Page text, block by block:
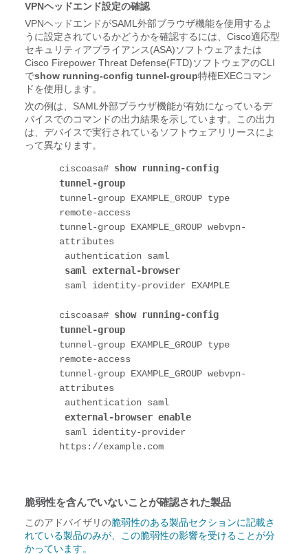
VPNヘッドエンド設定の確認
VPNヘッドエンドがSAML外部ブラウザ機能を使用するよ
うに設定されているかどうかを確認するには、Cisco適応型
セキュリティアプライアンス(ASA)ソフトウェアまたは
Cisco Firepower Threat Defense(FTD)ソフトウェアのCLI
でshow running-config tunnel-group特権EXECコマン
ドを使用します。
次の例は、SAML外部ブラウザ機能が有効になっているデ
バイスでのコマンドの出力結果を示しています。この出力
は、デバイスで実行されているソフトウェアリリースによ
って異なります。
ciscoasa# show running-config
tunnel-group
tunnel-group EXAMPLE_GROUP type
remote-access
tunnel-group EXAMPLE_GROUP webvpn-
attributes
authentication saml
saml external-browser
saml identity-provider EXAMPLE
ciscoasa# show running-config
tunnel-group
tunnel-group EXAMPLE_GROUP type
remote-access
tunnel-group EXAMPLE_GROUP webvpn-
attributes
authentication saml
external-browser enable
https://example.com
脆弱性を含んでいないことが確認された製品
このアドバイザリの脆弱性のある製品セクションに記載さ
れている製品のみが、この脆弱性の影響を受けることが分
かっています。